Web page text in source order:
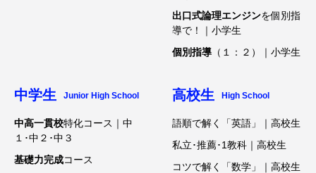
出口式論理エンジンを個別指
導で！｜小学生
個別指導 （１：２）｜小学生
中学生 Junior High School
中高一貫校特化コース｜中
１･中２･中３
基礎力完成コース
高校生 High School
語順で解く「英語」｜高校生
私立･推薦･1教科｜高校生
コツで解く「数学」｜高校生